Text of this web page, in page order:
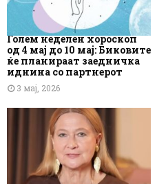
Голем неделен хороскоп
од 4 мај до 10 мај: Биковите
ќе планираат заедничка
иднина со партнерот
3 мај, 2026